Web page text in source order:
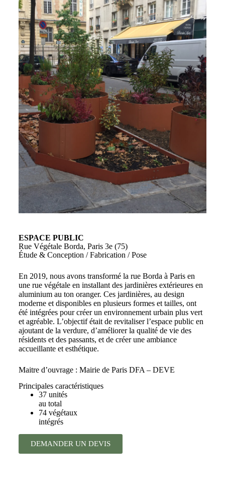
ESPACE PUBLIC
Rue Végétale Borda, Paris 3e (75)
Étude & Conception / Fabrication / Pose
En 2019, nous avons transformé la rue Borda à Paris en
une rue végétale en installant des jardinières extérieures en
aluminium au ton oranger. Ces jardinières, au design
moderne et disponibles en plusieurs formes et tailles, ont
été intégrées pour créer un environnement urbain plus vert
et agréable. L’objectif était de revitaliser l’espace public en
ajoutant de la verdure, d’améliorer la qualité de vie des
résidents et des passants, et de créer une ambiance
accueillante et esthétique.
Maitre d’ouvrage : Mairie de Paris DFA – DEVE
Principales caractéristiques
37 unités
au total
74 végétaux
intégrés
DEMANDER UN DEVIS